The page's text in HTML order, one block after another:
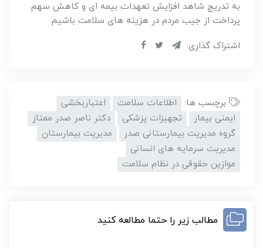
به تدریج شاهد افزایش تعهدات بیمه ای و کاهش سهم
پرداخت از جیب مردم در هزینه های سلامت باشیم.
اشتراک گذاری:
برچسب ها: اطلاعات سلامت
اعتباربخشی
ایمنی بیمار
تجهیزات پزشکی
دکتر ناصر صدر ممتاز
گروه مدیریت بیمارستانی صدر
مدیریت بیمارستان
مدیریت سرمایه های انسانی
موازین حقوقی در نظام سلامت
مطالب زیر را حتما مطالعه کنید